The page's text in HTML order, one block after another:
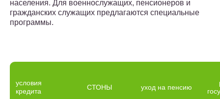
населения. Для военнослужащих, пенсионеров и
гражданских служащих предлагаются специальные
программы.
условия
кредита
СТОНЫ уход на пенсию